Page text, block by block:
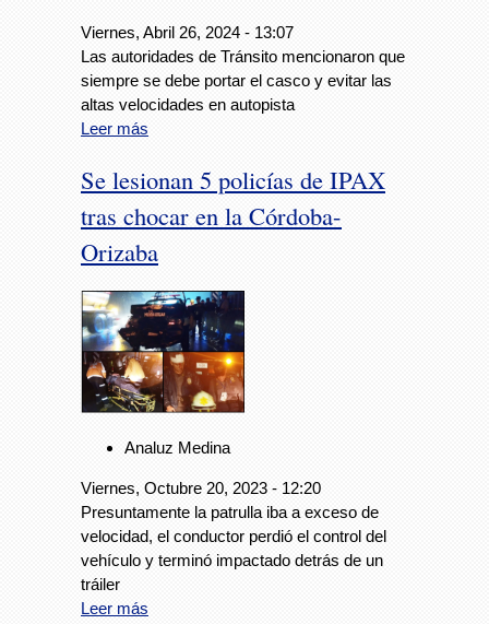
Viernes, Abril 26, 2024 - 13:07
Las autoridades de Tránsito mencionaron que
siempre se debe portar el casco y evitar las
altas velocidades en autopista
Leer más
Se lesionan 5 policías de IPAX
tras chocar en la Córdoba-
Orizaba
Analuz Medina
Viernes, Octubre 20, 2023 - 12:20
Presuntamente la patrulla iba a exceso de
velocidad, el conductor perdió el control del
vehículo y terminó impactado detrás de un
tráiler
Leer más